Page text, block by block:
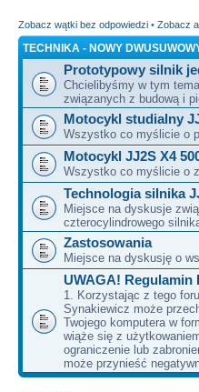
Zobacz wątki bez odpowiedzi • Zobacz
TECHNIKA - NOWY
Prototypowy silnik
Chcielibyśmy w tym
związanych z budową i
Motocykl studialny
Wszystko co myślicie o
Motocykl JJ2S X4
Wszystko co myślicie o
Technologia silnika
Miejsce na dyskusje
czterocylindrowego
Zastosowania
Miejsce na dyskusję o
UWAGA!
1. Korzystając z tego
Synakiewicz może
Twojego komputera w
wiąże się z
ograniczenie lub
może przynieść